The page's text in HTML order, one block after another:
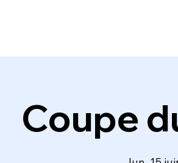
Coupe